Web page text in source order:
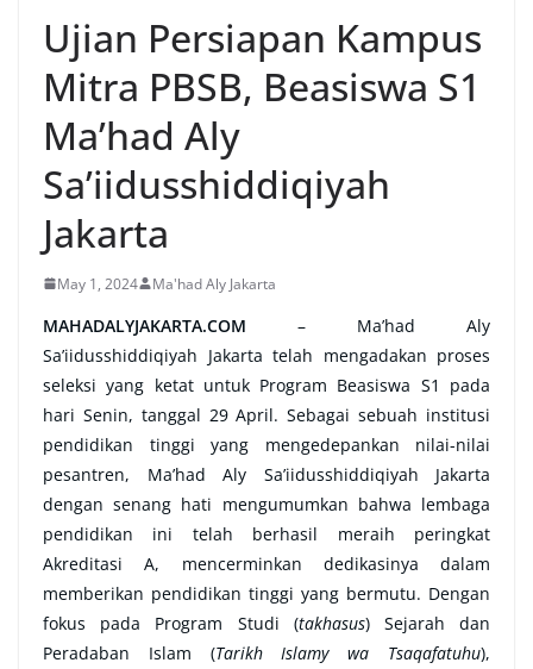
Ujian Persiapan Kampus
Mitra PBSB, Beasiswa S1
Ma’had Aly
Sa’iidusshiddiqiyah
Jakarta
May 1, 2024 Ma'had Aly Jakarta
MAHADALYJAKARTA.COM – Ma’had Aly
Sa’iidusshiddiqiyah Jakarta telah mengadakan proses
seleksi yang ketat untuk Program Beasiswa S1 pada
hari Senin, tanggal 29 April. Sebagai sebuah institusi
pendidikan tinggi yang mengedepankan nilai-nilai
pesantren, Ma’had Aly Sa’iidusshiddiqiyah Jakarta
dengan senang hati mengumumkan bahwa lembaga
pendidikan ini telah berhasil meraih peringkat
Akreditasi A, mencerminkan dedikasinya dalam
memberikan pendidikan tinggi yang bermutu. Dengan
fokus pada Program Studi (takhasus) Sejarah dan
Peradaban Islam (Tarikh Islamy wa Tsaqafatuhu),